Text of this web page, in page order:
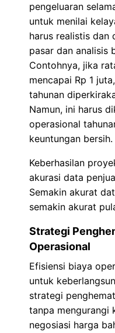
pengeluaran
untuk menilai
harus realistis dan
pasar dan analisis
Contohnya, jika
mencapai Rp 1
tahunan
Namun, ini harus
operasional
keuntungan bersih.
Keberhasilan
akurasi data
Semakin akurat
semakin akurat
Strategi
Operasional
Efisiensi biaya
untuk
strategi
tanpa mengurangi
negosiasi harga